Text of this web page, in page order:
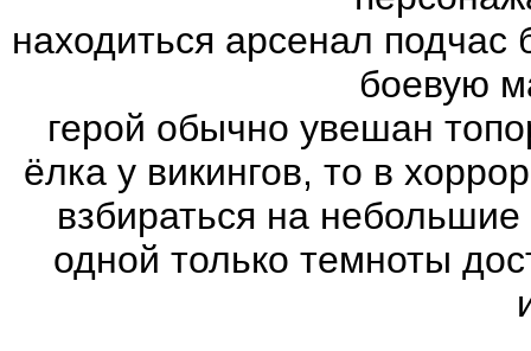
находиться арсенал
боевую
герой обычно увешан
ёлка у викингов, то в
взбираться на
одной только темноты